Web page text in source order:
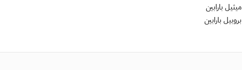
ميثيل بارابين
بروبيل بارابين